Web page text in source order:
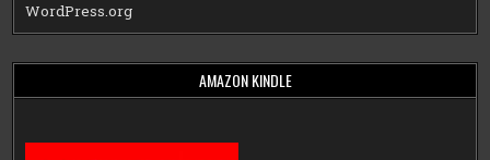
WordPress.org
AMAZON KINDLE